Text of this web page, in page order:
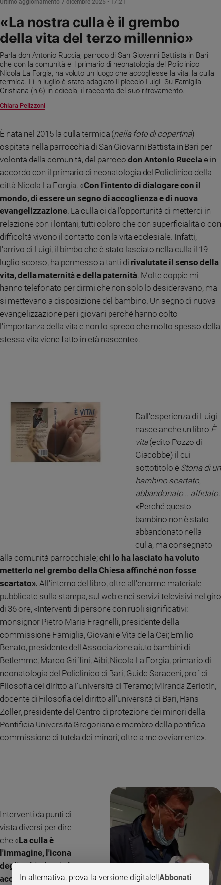
Ambiente
e
Creato
Volontariato
Diritti
Aziende
di
valore
della
Migranti
Diversità
e
Cultura
e
spettacoli
Sanremo
Tv
e
streaming
Libri
Musica
Arte
figli
Coppia
Scuola
giovani
Riflessioni
Foto
Video
Podcast
Privacy
Policy
Chi
siamo
Contatti
Redazione
Social
«La nostra culla è il grembo
della vita del terzo millennio»
Parla don Antonio Ruccia, parroco di San Giovanni Battista in Bari
che con la comunità e il primario di neonatologia del Policlinico
Nicola La Forgia, ha voluto un luogo che accogliesse la vita: la culla
termica. Lì in luglio è stato adagiato il piccolo Luigi. Su Famiglia
Cristiana (n.6) in edicola, il racconto del suo ritrovamento.
Chiara Pelizzoni
Ultimo aggiornamento 7 dicembre 2025 • 17:21
È nata nel 2015 la culla termica (nella foto di copertina)
ospitata nella parrocchia di San Giovanni Battista in Bari per
volontà della comunità, del parroco don Antonio Rucciae in
accordo con il primario di neonatologia del Policlinico della
città Nicola La Forgia. «Con l'intento di dialogare con il
mondo, di essere un segno di accoglienza e di nuova
evangelizzazione. La culla ci dà l'opportunità di metterci in
relazione con i lontani, tutti coloro che con superficialità o con
difficoltà vivono il contatto con la vita ecclesiale. Infatti,
l'arrivo di Luigi, il bimbo che è stato lasciato nella culla il 19
luglio scorso, ha permesso a tanti di rivalutate il senso della
vita, della maternità e della paternità. Molte coppie mi
hanno telefonato per dirmi che non solo lo desideravano, ma
si mettevano a disposizione del bambino. Un segno di nuova
evangelizzazione per i giovani perché hanno colto
l'importanza della vita e non lo spreco che molto spesso della
stessa vita viene fatto in età nascente».
Dall'esperienza di Luigi
nasce anche un libro È
vita(edito Pozzo di
Giacobbe) il cui
sottotitolo è Storia di un
bambino scartato,
abbandonato... affidato.
«Perché questo
bambino non è stato
abbandonato nella
culla, ma consegnato
alla comunità parrocchiale;chi lo ha lasciato ha voluto
metterlo nel grembo della Chiesa affinché non fosse
scartato». All'interno del libro, oltre all'enorme materiale
pubblicato sulla stampa, sul web e nei servizi televisivi nel giro
di 36 ore, «Interventi di persone con ruoli significativi:
monsignor Pietro Maria Fragnelli, presidente della
commissione Famiglia, Giovani e Vita della Cei; Emilio
Benato, presidente dell'Associazione aiuto bambini di
Betlemme; Marco Griffini, Aibi; Nicola La Forgia, primario di
neonatologia del Policlinico di Bari; Guido Saraceni, prof di
Filosofia del diritto all'università di Teramo; Miranda Zerlotin,
docente di Filosofia del diritto all'università di Bari, Hans
Zoller, presidente del Centro di protezione dei minori della
Pontificia Università Gregoriana e membro della pontifica
commissione di tutela dei minori; oltre a me ovviamente».
Interventi da punti di
vista diversi per dire
che «La culla è
l'immagine, l'icona
degli schiodanti che
accolgono la vita
In alternativa, prova la versione digitale!|Abbonati